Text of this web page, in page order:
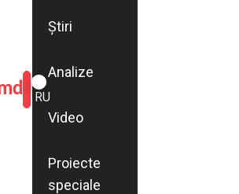
ROMÂNĂ
RU
Știri
Analize
Video
Proiecte
speciale